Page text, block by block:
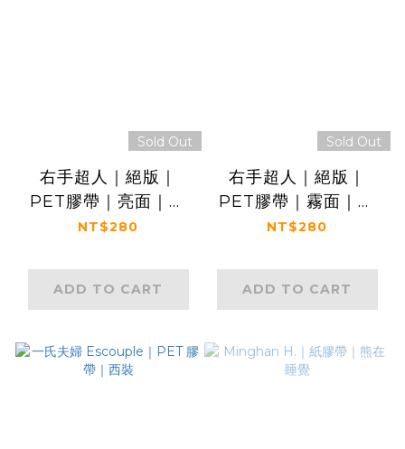
Sold Out
右手超人｜絕版｜
PET膠帶｜亮面｜一
堆狗狗雲
NT$280
ADD TO CART
Sold Out
右手超人｜絕版｜
PET膠帶｜霧面｜一
堆狗狗雲
NT$280
ADD TO CART